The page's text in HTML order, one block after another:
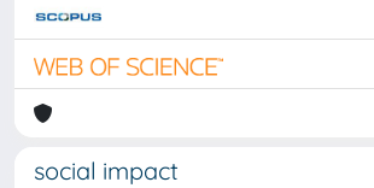
social impact